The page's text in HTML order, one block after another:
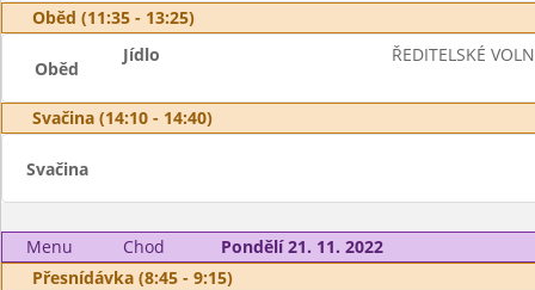
Oběd (11:35 - 13:25)
Oběd
Jídlo ŘEDITELSKÉ
Svačina (14:10 - 14:40)
Svačina
Menu Chod
Pondělí 21. 11. 2022
Přesnídávka (8:45 - 9:15)